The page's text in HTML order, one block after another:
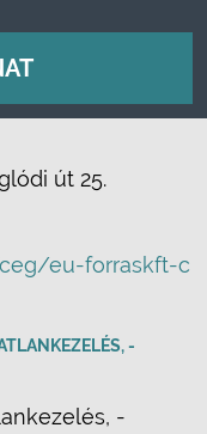
út 25.
eu-forraskft-c
-
-